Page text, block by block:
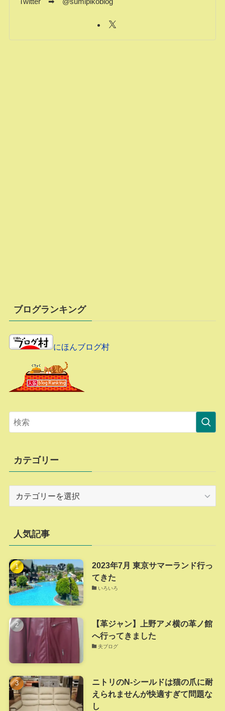
ブログランキング
にほんブログ村
カテゴリー
ー
人気記事
2023年7月 東京サマーランド行っ
てきた
いろいろ
【革ジャン】上野アメ横の革ノ館
へ行ってきました
夫ブログ
ニトリのN-シールドは猫の爪に耐
えられませんが快適すぎて問題な
し